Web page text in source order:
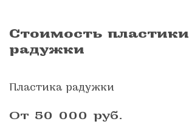
Стоимость пластики
радужки
Пластика радужки
От 50 000 руб.